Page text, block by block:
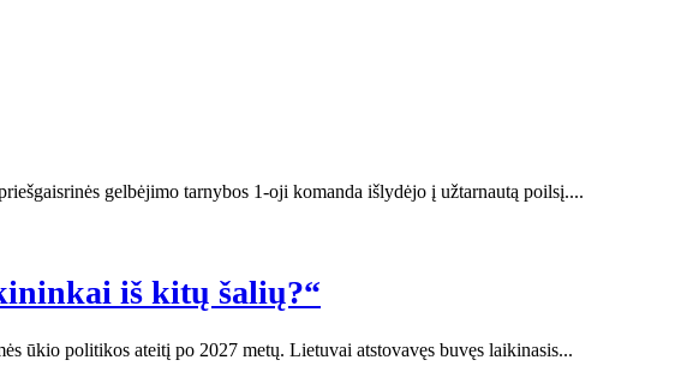
gelbėjimo tarnybos 1-oji komanda išlydėjo į užtarnautą poilsį....
iš kitų šalių?“
ūkio politikos ateitį po 2027 metų. Lietuvai atstovavęs buvęs laikinasis...